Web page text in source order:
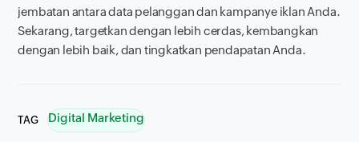
jembatan antara data pelanggan dan kampanye iklan Anda.
Sekarang, targetkan dengan lebih cerdas, kembangkan
dengan lebih baik, dan tingkatkan pendapatan Anda.
TAG Digital Marketing